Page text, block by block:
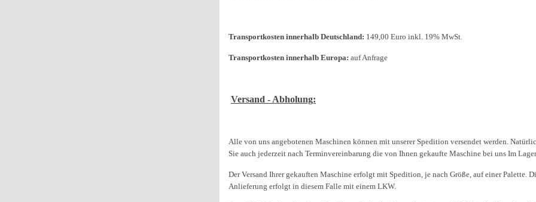
Transportkosten innerhalb Deutschland: 149,00 Euro inkl. 19% MwSt.
Transportkosten innerhalb Europa: auf Anfrage
Versand - Abholung:
Alle von uns angebotenen Maschinen können mit unserer Spedition versendet werden.
Sie auch jederzeit nach Terminvereinbarung die von Ihnen gekaufte Maschine bei uns Im
Der Versand Ihrer gekauften Maschine erfolgt mit Spedition, je nach Größe, auf einer Palette.
Anlieferung erfolgt in diesem Falle mit einem LKW.